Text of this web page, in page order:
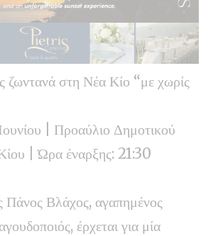
στη Νέα Κίο “με χωρίς
| Προαύλιο Δημοτικού
| Ώρα έναρξης: 21:30
Πάνος Βλάχος, αγαπημένος
έρχεται για μία